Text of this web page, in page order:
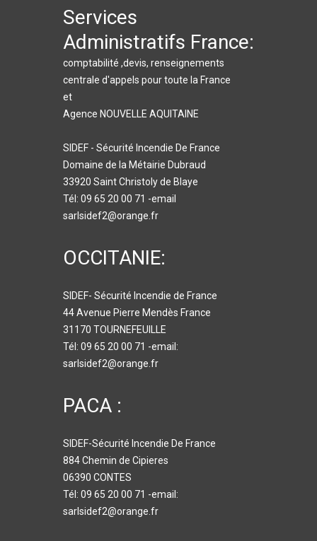
Services
Administratifs France:
comptabilité ,devis, renseignements
centrale d'appels pour toute la France
et
Agence NOUVELLE AQUITAINE
SIDEF - Sécurité Incendie De France
Domaine de la Métairie Dubraud
33920 Saint Christoly de Blaye
Tél: 09 65 20 00 71 -email
sarlsidef2@orange.fr
OCCITANIE:
SIDEF- Sécurité Incendie de France
44 Avenue Pierre Mendès France
31170 TOURNEFEUILLE
Tél: 09 65 20 00 71 -email:
sarlsidef2@orange.fr
PACA :
SIDEF-Sécurité Incendie De France
884 Chemin de Cipieres
06390 CONTES
Tél: 09 65 20 00 71 -email:
sarlsidef2@orange.fr